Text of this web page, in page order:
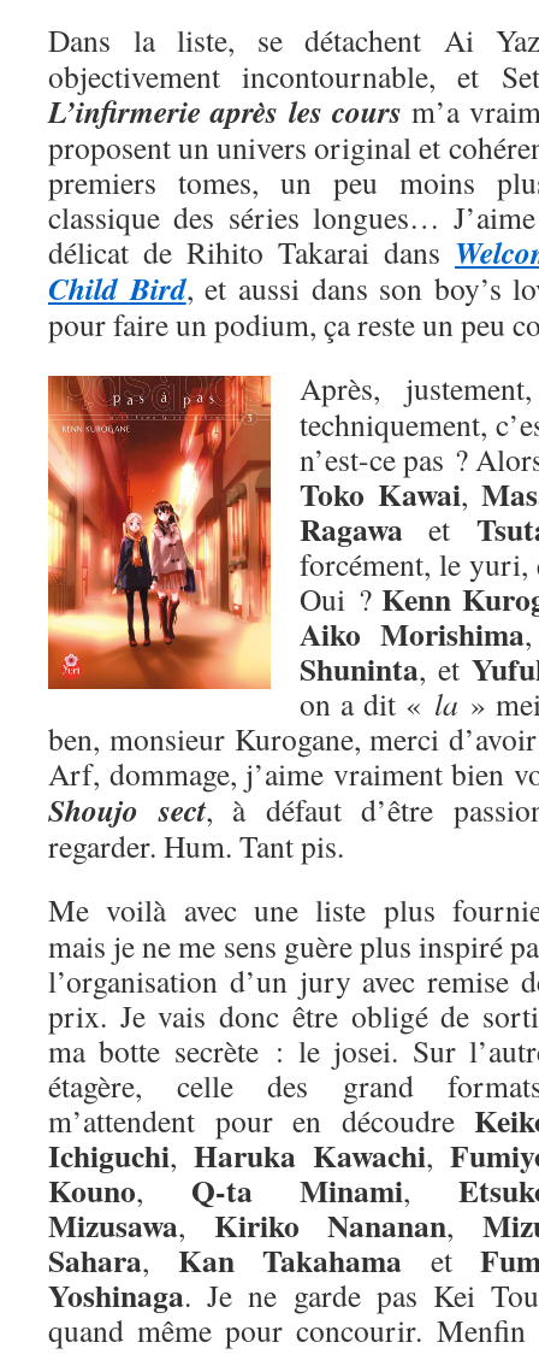
Dans la liste, se détachent Ai
objectivement incontournable, et
L’infirmerie après les cours m’a
proposent un univers original et
premiers tomes, un peu moins
classique des séries longues…
délicat de Rihito Takarai dans
Child Bird, et aussi dans son boy’s
pour faire un podium, ça reste un peu
Après,
techniquement,
n’est-ce pas ?
Toko Kawai,
Ragawa et
forcément, le yuri,
Oui ?Kenn
Aiko Morishima
Shuninta, et
on a dit « la »
ben, monsieur Kurogane, merci
Arf, dommage, j’aime vraiment bien
Shoujo sect, à défaut d’être
regarder. Hum. Tant pis.
Me voilà avec une liste plus
mais je ne me sens guère plus inspiré
l’organisation d’un jury avec remise
prix. Je vais donc être obligé de
ma botte secrète : le josei. Sur
étagère, celle des grand
m’attendent pour en découdre
Ichiguchi, Haruka Kawachi,
Kouno, Q-ta Minami,
Mizusawa, Kiriko Nananan,
Sahara, Kan Takahama et
Yoshinaga. Je ne garde pas Kei
quand même pour concourir.